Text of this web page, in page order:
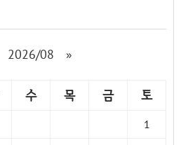
2026/08 »
수 목 금 토
1